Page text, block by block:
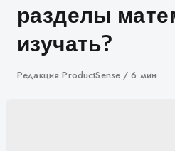
разделы
изучать?
Автор
Редакция ProductSense 6 мин